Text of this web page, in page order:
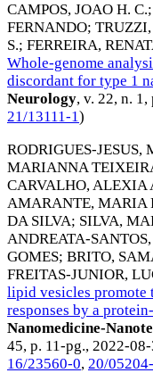
CAMPOS, JOAO H. C.;
FERNANDO;
S.; FERREIRA,
Whole-genome
discordant for type 1
Neurology, v. 22, n. 1,
21/13111-1)
RODRIGUES-JESUS,
MARIANNA
CARVALHO, ALEXIA
AMARANTE, MARIA
DA SILVA; SILVA,
ANDREATA-SANTOS,
GOMES; BRITO,
FREITAS-JUNIOR,
lipid vesicles promote
responses by a
Nanomedicine-
45, p. 11-pg., 2022-
16/23560-0, 20/